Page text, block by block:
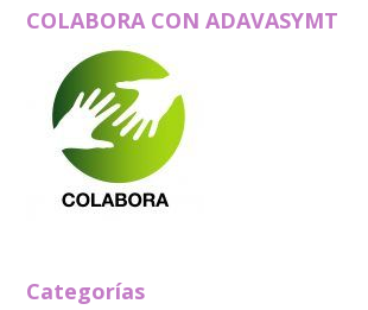
COLABORA CON ADAVASYMT
Categorías